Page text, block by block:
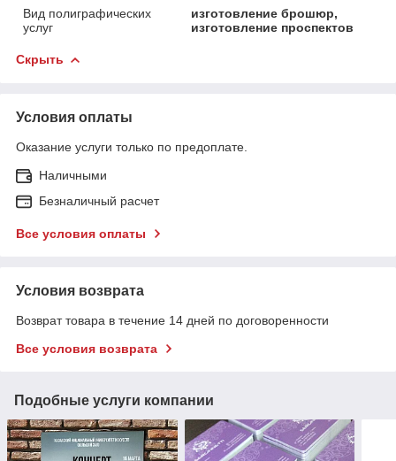
Вид полиграфических
услуг
изготовление брошюр,
изготовление проспектов
Скрыть
Условия оплаты
Оказание услуги только по предоплате.
Наличными
Безналичный расчет
Все условия оплаты
Условия возврата
Возврат товара в течение 14 дней по договоренности
Все условия возврата
Подобные услуги компании